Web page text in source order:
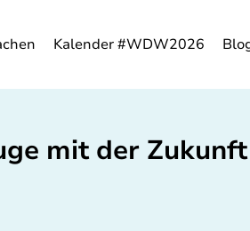
Kalender #WDW2026
mit der